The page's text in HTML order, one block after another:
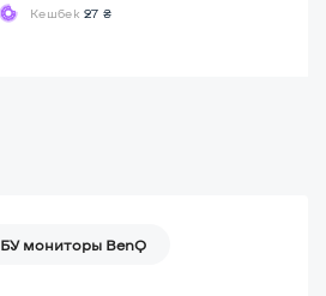
Кешбек27 ₴
БУ мониторы BenQ